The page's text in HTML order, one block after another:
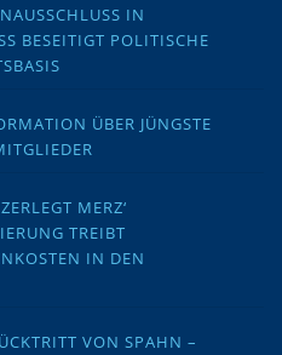
IN
BESEITIGT POLITISCHE
ÜBER JÜNGSTE
MERZ‘
TREIBT
IN DEN
VON SPAHN –